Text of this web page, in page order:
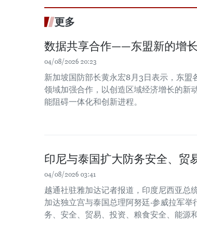
更多
数据共享合作——东盟新的增
04/08/2026 20:23
新加坡国防部长黄永宏8月3日表示，东
领域加强合作，以创造区域经济增长的新
能阻碍一体化和创新进程。
印尼与泰国扩大防务安全、贸
04/08/2026 03:41
越通社驻雅加达记者报道，印度尼西亚总
加达独立宫与泰国总理阿努廷·参威拉军
务、安全、贸易、投资、粮食安全、能源